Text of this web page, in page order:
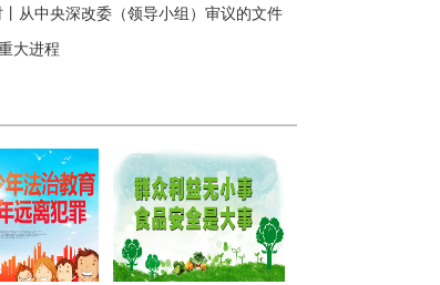
从中央深改委（领导小组）审议的文件
大进程